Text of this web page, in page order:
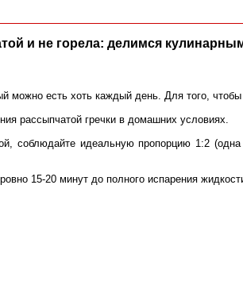
и не горела: делимся
можно есть хоть каждый день. Для того,
рассыпчатой гречки в домашних условиях.
соблюдайте идеальную пропорцию 1:2
15-20 минут до полного испарения